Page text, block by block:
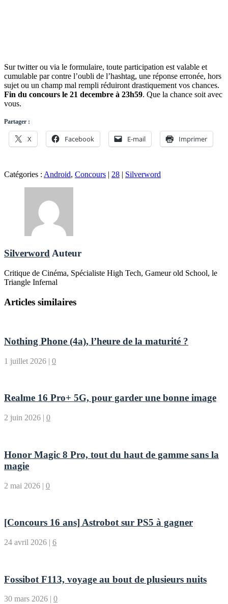
Sur twitter ou via le formulaire, toute participation est valable et
cumulable par contre l’oubli de l’hashtag, une réponse erronée, hors
sujet ou un champ mal rempli réduiront drastiquement vos chances.
Fin du concours le 21 decembre à 23h59. Que la chance soit avec
vous.
Partager :
X Facebook E-mail Imprimer
Catégories : Android, Concours | 28 | Silverword
Silverword Auteur
Critique de Cinéma, Spécialiste High Tech, Gameur old School, le
Triangle Infernal
Articles similaires
Nothing Phone (4a), l’heure de la maturité ?
1 juillet 2026 | 0
Realme 16 Pro+ 5G, pour garder une bonne image
2 juin 2026 | 0
Honor Magic 8 Pro, tout du haut de gamme sans la
magie
2 mai 2026 | 0
[Concours 16 ans] Astrobot sur PS5 à gagner
24 avril 2026 | 6
Fossibot F113, voyage au bout de plusieurs nuits
30 mars 2026 0